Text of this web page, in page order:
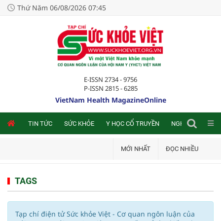
Thứ Năm 06/08/2026 07:45
E-ISSN 2734 - 9756
P-ISSN 2815 - 6285
VietNam Health MagazineOnline
TIN TỨC SỨC KHỎE Y HỌC CỔ TRUYỀN NGHIÊN CỨU
MỚI NHẤT ĐỌC NHIỀU
TAGS
Tạp chí điện tử Sức khỏe Việt - Cơ quan ngôn luận của